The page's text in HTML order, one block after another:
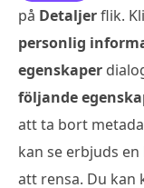
på Detaljerflik.
personlig
egenskaper
följande
att ta bort
kan se erbjuds
att rensa. Du kan